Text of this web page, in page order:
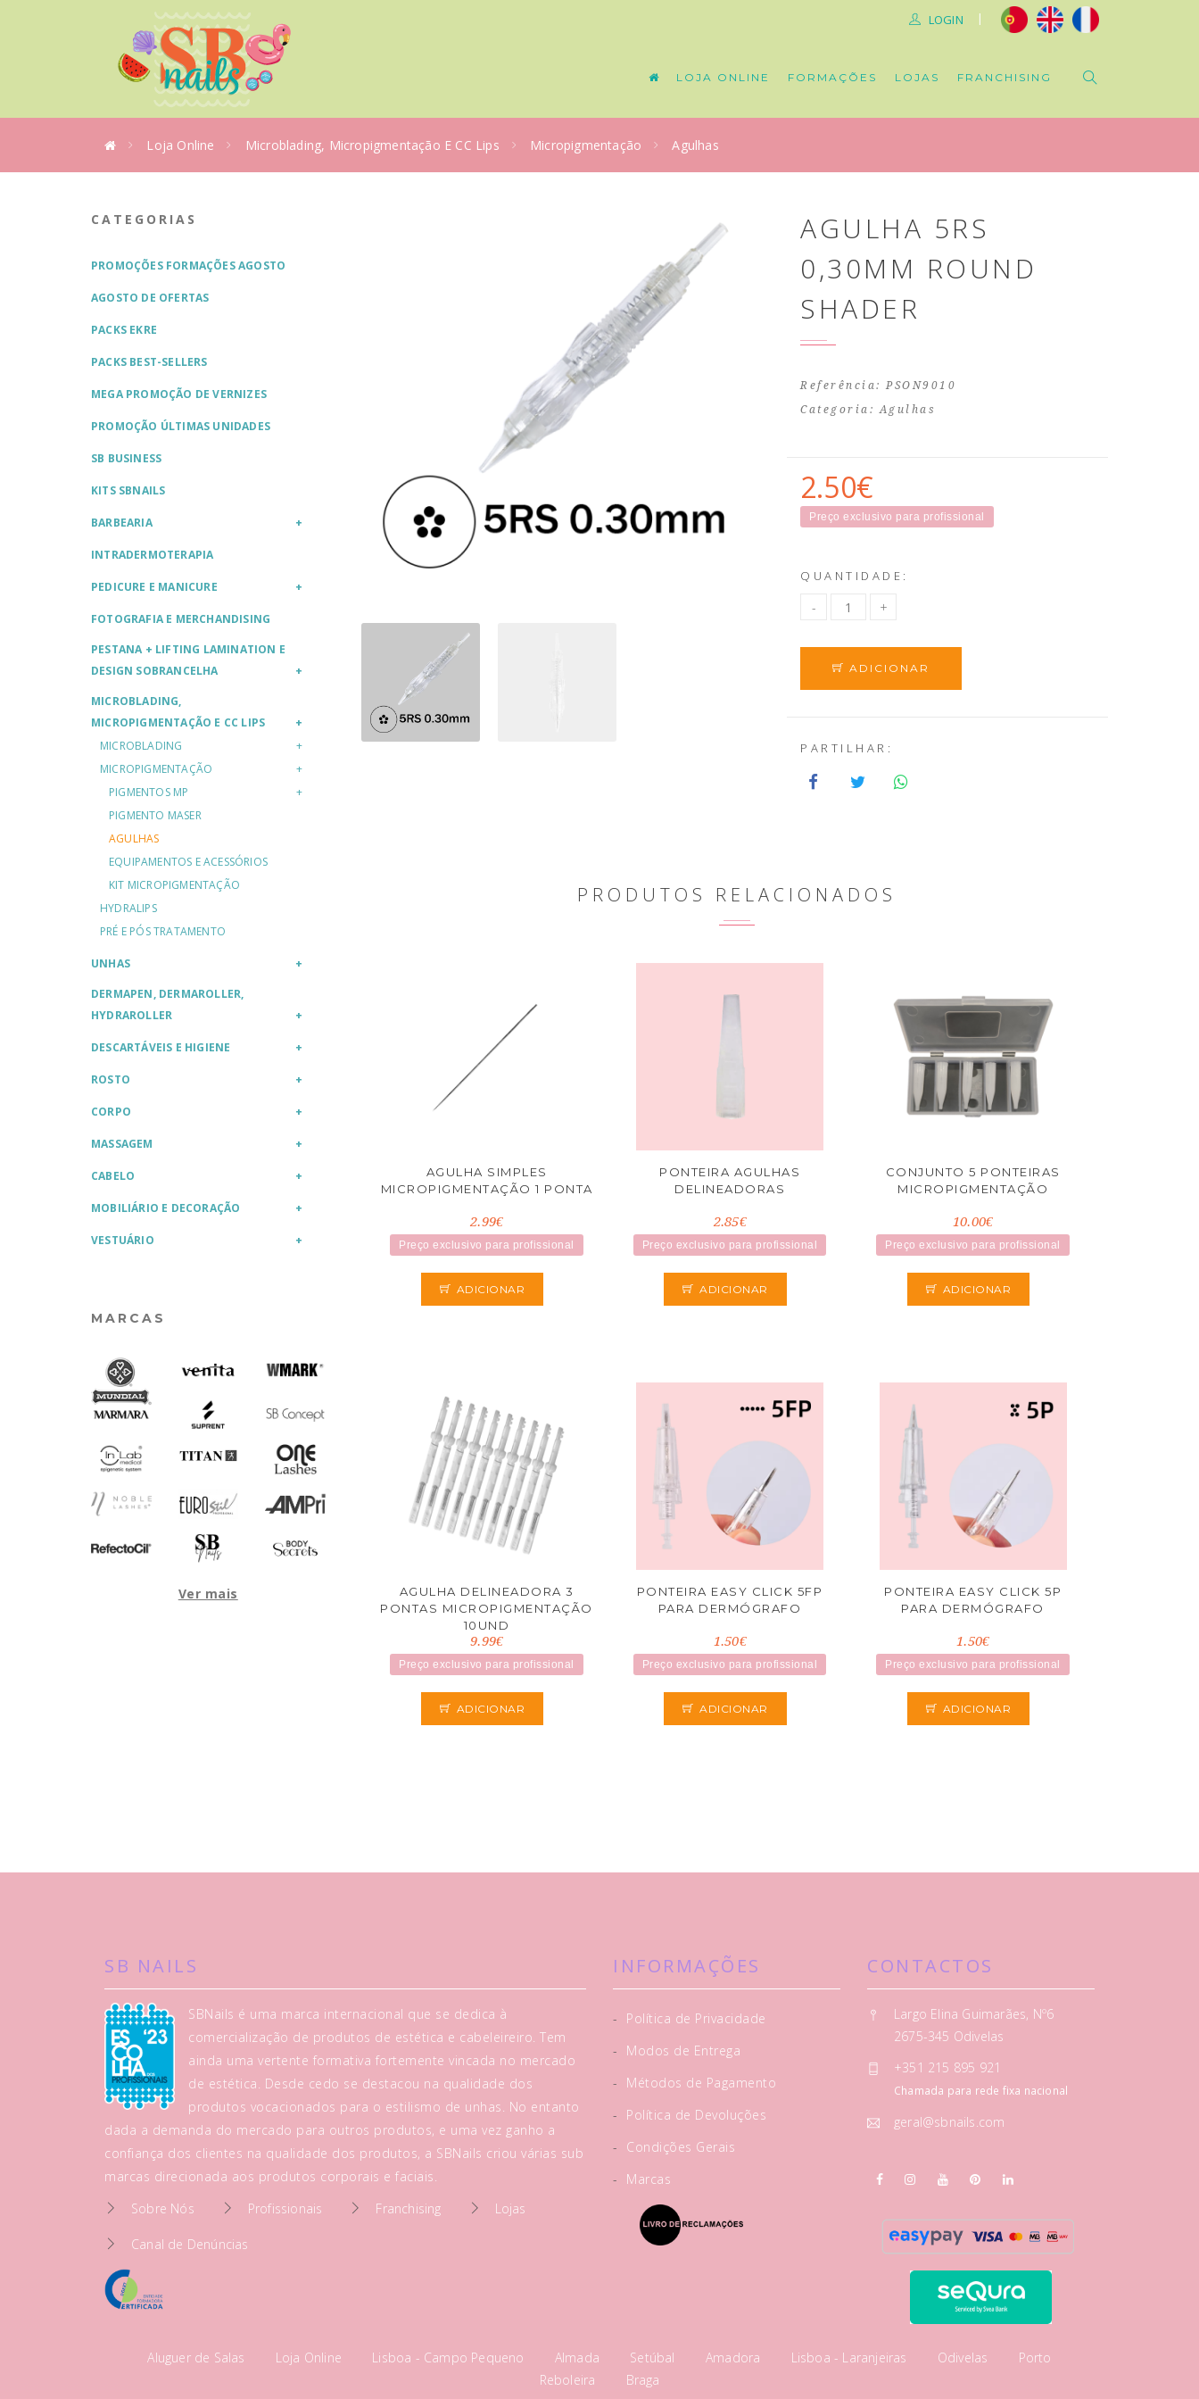
|
LOGIN
LOJA ONLINE FORMAÇÕES LOJAS FRANCHISING
Loja Online Microblading, Micropigmentação E CC Lips Micropigmentação Agulhas
CATEGORIAS
PROMOÇÕES FORMAÇÕES AGOSTO
AGOSTO DE OFERTAS
PACKS EKRE
PACKS BEST-SELLERS
MEGA PROMOÇÃO DE VERNIZES
PROMOÇÃO ÚLTIMAS UNIDADES
SB BUSINESS
KITS SBNAILS
BARBEARIA
INTRADERMOTERAPIA
PEDICURE E MANICURE
FOTOGRAFIA E MERCHANDISING
PESTANA + LIFTING LAMINATION E
DESIGN SOBRANCELHA
MICROBLADING,
MICROPIGMENTAÇÃO E CC LIPS
MICROBLADING
MICROPIGMENTAÇÃO
PIGMENTOS MP
PIGMENTO MASER
AGULHAS
EQUIPAMENTOS E ACESSÓRIOS
KIT MICROPIGMENTAÇÃO
HYDRALIPS
PRÉ E PÓS TRATAMENTO
UNHAS
DERMAPEN, DERMAROLLER,
HYDRAROLLER
DESCARTÁVEIS E HIGIENE
ROSTO
CORPO
MASSAGEM
CABELO
MOBILIÁRIO E DECORAÇÃO
VESTUÁRIO
MARCAS
Ver mais
AGULHA 5RS
0,30MM ROUND
SHADER
Referência: PSON9010
Categoria:Agulhas
2.50€
Preço exclusivo para profissional
QUANTIDADE:
ADICIONAR
PARTILHAR:
PRODUTOS RELACIONADOS
AGULHA SIMPLES
MICROPIGMENTAÇÃO 1 PONTA
2.99€
Preço exclusivo para profissional
ADICIONAR
PONTEIRA AGULHAS
DELINEADORAS
2.85€
Preço exclusivo para profissional
ADICIONAR
CONJUNTO 5 PONTEIRAS
MICROPIGMENTAÇÃO
10.00€
Preço exclusivo para profissional
ADICIONAR
AGULHA DELINEADORA 3
PONTAS MICROPIGMENTAÇÃO
10UND
9.99€
Preço exclusivo para profissional
ADICIONAR
PONTEIRA EASY CLICK 5FP
PARA DERMÓGRAFO
1.50€
Preço exclusivo para profissional
ADICIONAR
PONTEIRA EASY CLICK 5P
PARA DERMÓGRAFO
1.50€
Preço exclusivo para profissional
ADICIONAR
SB NAILS
SBNails é uma marca internacional que se dedica à
comercialização de produtos de estética e cabeleireiro. Tem
ainda uma vertente formativa fortemente vincada no mercado
de estética. Desde cedo se destacou na qualidade dos
produtos vocacionados para o estilismo de unhas. No entanto
dada a demanda do mercado para outros produtos, e uma vez ganho a
confiança dos clientes na qualidade dos produtos, a SBNails criou várias sub
marcas direcionada aos produtos corporais e faciais.
Sobre Nós
Profissionais Franchising Lojas
Canal de Denúncias
INFORMAÇÕES
-
Política de Privacidade
-
Modos de Entrega
-
Métodos de Pagamento
-
Política de Devoluções
-
Condições Gerais
-
Marcas
CONTACTOS
Largo Elina Guimarães, Nº6
2675-345 Odivelas
+351 215 895 921
Chamada para rede fixa nacional
geral@sbnails.com
Aluguer de Salas Loja Online Lisboa - Campo Pequeno Almada Setúbal Amadora Lisboa - Laranjeiras Odivelas
Porto
Reboleira
Braga